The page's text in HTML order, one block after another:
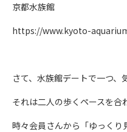
京都水族館
https://www.kyoto-
さて、水族館デートで一つ、
それは二人の歩くペースを合
時々会員さんから「ゆっく